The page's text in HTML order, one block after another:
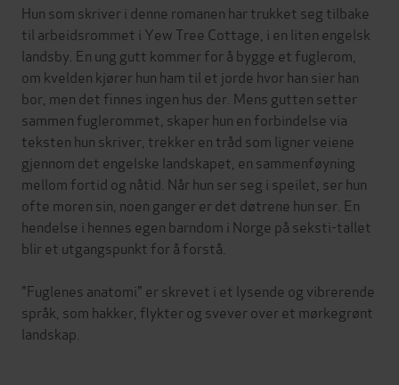
Hun som skriver i denne romanen har trukket seg tilbake
til arbeidsrommet i Yew Tree Cottage, i en liten engelsk
landsby. En ung gutt kommer for å bygge et fuglerom,
om kvelden kjører hun ham til et jorde hvor han sier han
bor, men det finnes ingen hus der. Mens gutten setter
sammen fuglerommet, skaper hun en forbindelse via
teksten hun skriver, trekker en tråd som ligner veiene
gjennom det engelske landskapet, en sammenføyning
mellom fortid og nåtid. Når hun ser seg i speilet, ser hun
ofte moren sin, noen ganger er det døtrene hun ser. En
hendelse i hennes egen barndom i Norge på seksti-tallet
blir et utgangspunkt for å forstå.
"Fuglenes anatomi" er skrevet i et lysende og vibrerende
språk, som hakker, flykter og svever over et mørkegrønt